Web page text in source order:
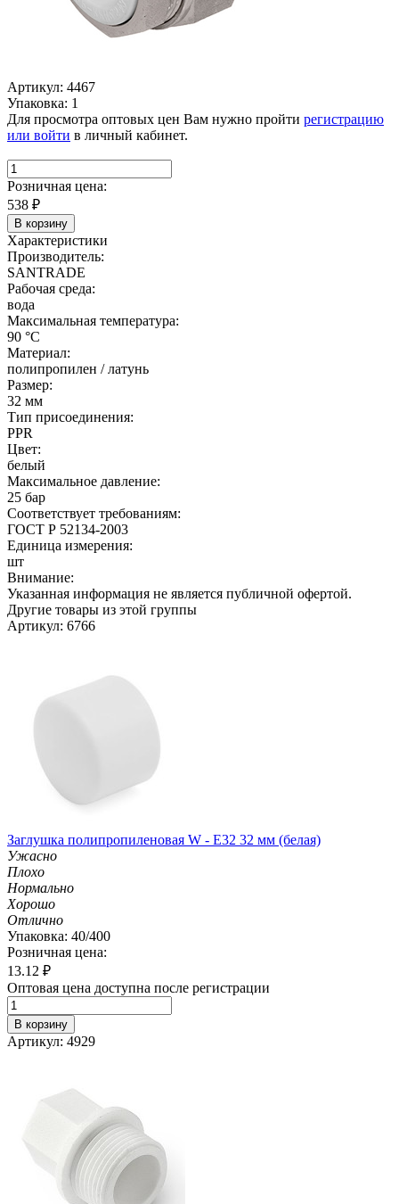
Артикул: 4467
Упаковка: 1
Для просмотра оптовых цен Вам нужно пройти регистрацию
или войти в личный кабинет.
Розничная цена:
538 ₽
В корзину
Характеристики
Производитель:
SANTRADE
Рабочая среда:
вода
Максимальная температура:
90 °C
Материал:
полипропилен / латунь
Размер:
32 мм
Тип присоединения:
PPR
Цвет:
белый
Максимальное давление:
25 бар
Соответствует требованиям:
ГОСТ Р 52134-2003
Единица измерения:
шт
Внимание:
Указанная информация не является публичной офертой.
Другие товары из этой группы
Артикул: 6766
Заглушка полипропиленовая W - E32 32 мм (белая)
Ужасно
Плохо
Нормально
Хорошо
Отлично
Упаковка: 40/400
Розничная цена:
13.12 ₽
Оптовая цена доступна после регистрации
В корзину
Артикул: 4929